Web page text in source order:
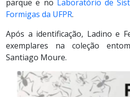
parque e no Laboratório de
Formigas da UFPR.
Após a identificação, Ladino e
exemplares na coleção
Santiago Moure.